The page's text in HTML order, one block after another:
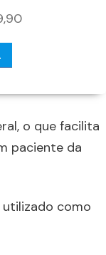
o que facilita
paciente da
utilizado como